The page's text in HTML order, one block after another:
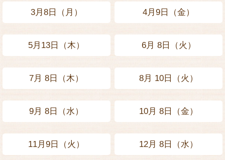
3月8日（月） 4月9日（金）
5月13日（木） 6月 8日（火）
7月 8日（木） 8月 10日（火）
9月 8日（水） 10月 8日（金）
11月9日（火） 12月 8日（水）